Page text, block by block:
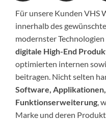
Für unsere Kunden VHS
innerhalb des
modernster
digitale High-End
optimierten internen
beitragen. Nicht selten
Software,
Funktionserweiterung,
Marke und deren